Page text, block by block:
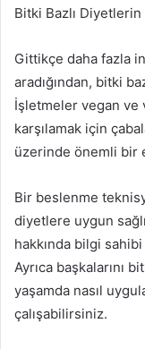
Bitki Bazlı
Gittikçe daha fazla
aradığından, bitki
İşletmeler vegan
karşılamak için
üzerinde önemli bir
Bir beslenme
diyetlere uygun
hakkında bilgi
Ayrıca başkalarını
yaşamda nasıl
çalışabilirsiniz.